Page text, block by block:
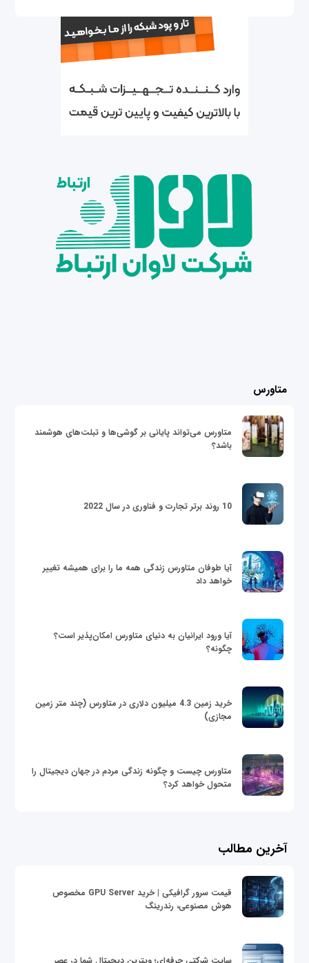
متاورس
متاورس می‌تواند پایانی بر گوشی‌ها و تبلت‌های هوشمند
باشد؟
10 روند برتر تجارت و فناوری در سال 2022
آیا طوفان متاورس زندگی همه ما را برای همیشه تغییر
خواهد داد
آیا ورود ایرانیان به دنیای متاورس امکان‌پذیر است؟
چگونه؟
خرید زمین 4.3 میلیون دلاری در متاورس (چند متر زمین
مجازی)
متاورس چیست و چگونه زندگی مردم در جهان دیجیتال را
متحول خواهد کرد؟
آخرین مطالب
قیمت سرور گرافیکی | خرید GPU Server مخصوص
هوش مصنوعی، رندرینگ